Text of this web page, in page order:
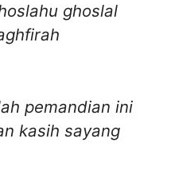
ghoslal
pemandian ini
kasih sayang